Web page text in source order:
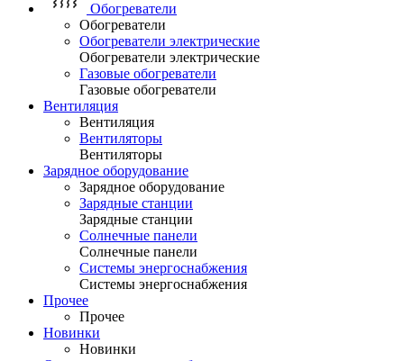
Обогреватели
Обогреватели
Обогреватели электрические
Обогреватели электрические
Газовые обогреватели
Газовые обогреватели
Вентиляция
Вентиляция
Вентиляторы
Вентиляторы
Зарядное оборудование
Зарядное оборудование
Зарядные станции
Зарядные станции
Солнечные панели
Солнечные панели
Системы энергоснабжения
Системы энергоснабжения
Прочее
Прочее
Новинки
Новинки